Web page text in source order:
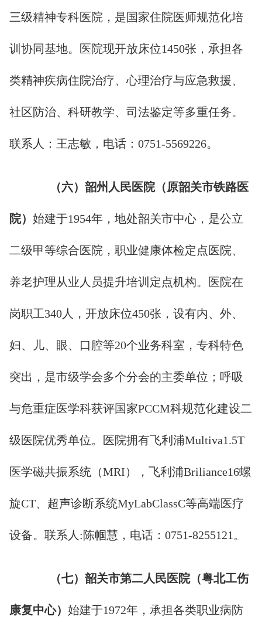
三级精神专科医院，是国家住院医师规范化培
训协同基地。医院现开放床位1450张，承担各
类精神疾病住院治疗、心理治疗与应急救援、
社区防治、科研教学、司法鉴定等多重任务。
联系人：王志敏，电话：0751-5569226。
（六）韶州人民医院（原韶关市铁路医
院） 始建于1954年，地处韶关市中心，是公立
二级甲等综合医院，职业健康体检定点医院、
养老护理从业人员提升培训定点机构。医院在
岗职工340人，开放床位450张，设有内、外、
妇、儿、眼、口腔等20个业务科室，专科特色
突出，是市级学会多个分会的主委单位；呼吸
与危重症医学科获评国家PCCM科规范化建设二
级医院优秀单位。医院拥有飞利浦Multiva1.5T
医学磁共振系统（MRI），飞利浦Briliance16螺
旋CT、超声诊断系统MyLabClassC等高端医疗
设备。联系人:陈帼慧，电话：0751-8255121。
（七）韶关市第二人民医院（粤北工伤
康复中心） 始建于1972年，承担各类职业病防